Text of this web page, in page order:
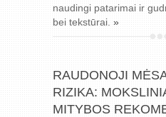
naudingi patarimai ir
bei tekstūrai. »
RAUDONOJI
RIZIKA:
MITYBOS